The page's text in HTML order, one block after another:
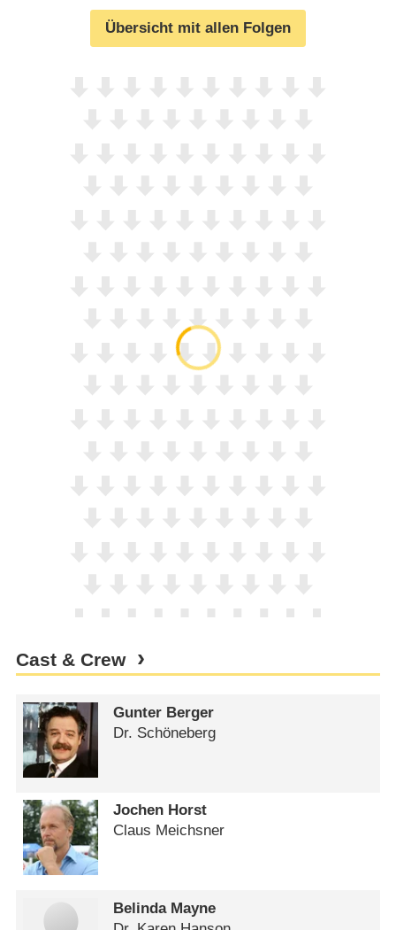
Übersicht mit allen Folgen
Cast & Crew
Gunter Berger
Dr. Schöneberg
Jochen Horst
Claus Meichsner
Belinda Mayne